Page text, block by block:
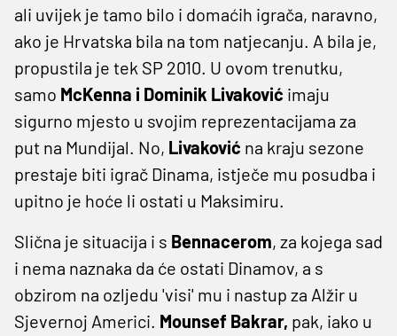
ali uvijek je tamo bilo i domaćih igrača, naravno,
ako je Hrvatska bila na tom natjecanju. A bila je,
propustila je tek SP 2010. U ovom trenutku,
samo McKenna i Dominik Livaković imaju
sigurno mjesto u svojim reprezentacijama za
put na Mundijal. No, Livaković na kraju sezone
prestaje biti igrač Dinama, istječe mu posudba i
upitno je hoće li ostati u Maksimiru.
Slična je situacija i s Bennacerom, za kojega sad
i nema naznaka da će ostati Dinamov, a s
obzirom na ozljedu 'visi' mu i nastup za Alžir u
Sjevernoj Americi. Mounsef Bakrar, pak, iako u